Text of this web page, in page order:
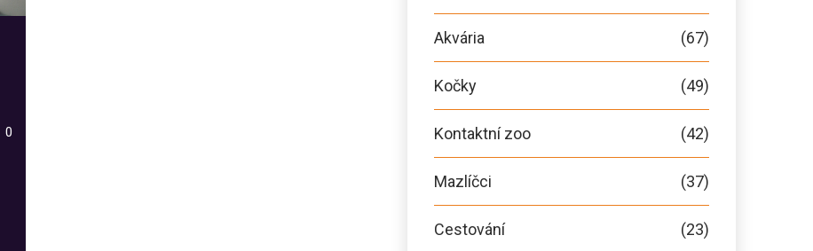
0
Akvária (67)
Kočky (49)
Kontaktní zoo (42)
Mazlíčci (37)
Cestování (23)